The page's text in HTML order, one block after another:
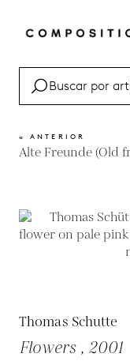
« ANTERIOR
Alte Freunde (Old
Thomas Schutte
Flowers , 2001